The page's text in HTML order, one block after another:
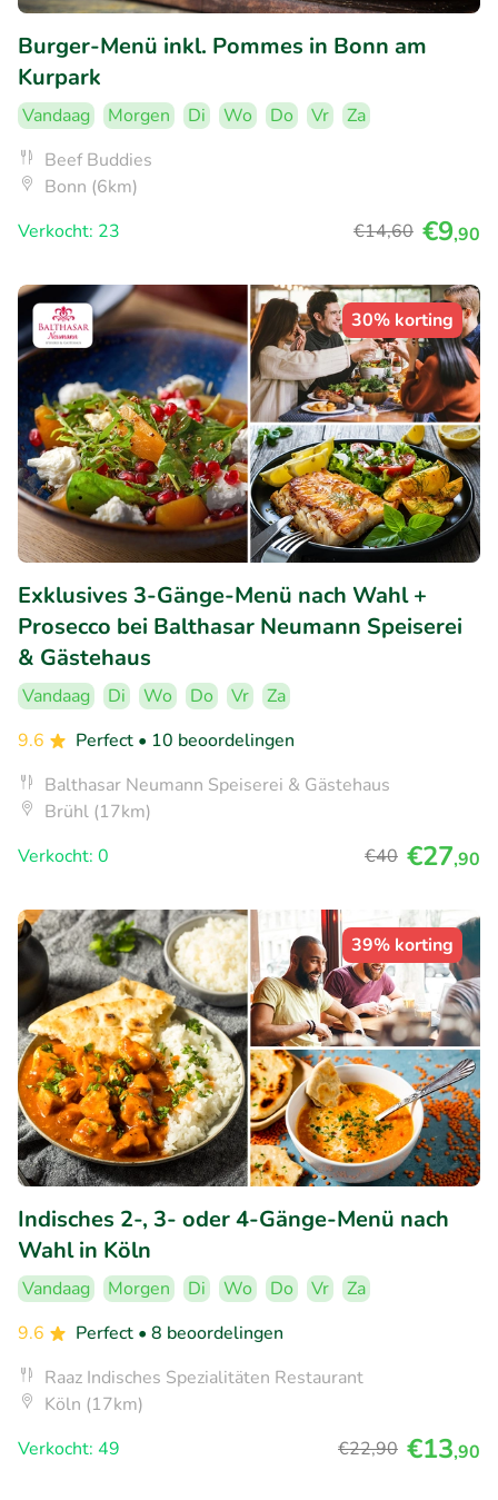
Burger-Menü inkl. Pommes in Bonn am
Kurpark
Vandaag Morgen Di Wo Do Vr
Za
Beef Buddies
Bonn (6km)
Verkocht: 23
€14,60 €9,90
30% korting
Exklusives 3-Gänge-Menü nach Wahl +
Prosecco bei Balthasar Neumann Speiserei
& Gästehaus
Vandaag Di Wo Do Vr
Za
9.6
Perfect • 10 beoordelingen
Balthasar Neumann Speiserei & Gästehaus
Brühl (17km)
Verkocht: 0
€40 €27,90
39% korting
Indisches 2-, 3- oder 4-Gänge-Menü nach
Wahl in Köln
Vandaag Morgen Di Wo Do Vr
Za
9.6
Perfect • 8 beoordelingen
Raaz Indisches Spezialitäten Restaurant
Köln (17km)
Verkocht: 49
€22,90 €13,90